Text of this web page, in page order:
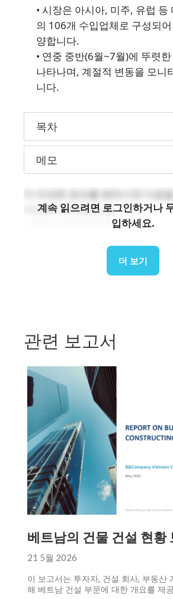
• 시장은 아시아, 미주, 유럽 등
의 106개 수입업체로 구성되
양합니다.
• 연중 중반(6월~7월)에 뚜렷
나타나며, 계절적 변동을 모니
니다.
목차
메모
더 자세한 정보를 원하시면 다음
info@b-company.jp
+ (84) 24 3978 5165
계속 읽으려면 로그인하거나
입하세요.
더 보기
관련 보고서
베트남의 건물 건설 현황
21 5월 2026
이 보고서는 투자자, 건설 회사, 부동산
해 베트남 건설 부문에 대한 개요를 제